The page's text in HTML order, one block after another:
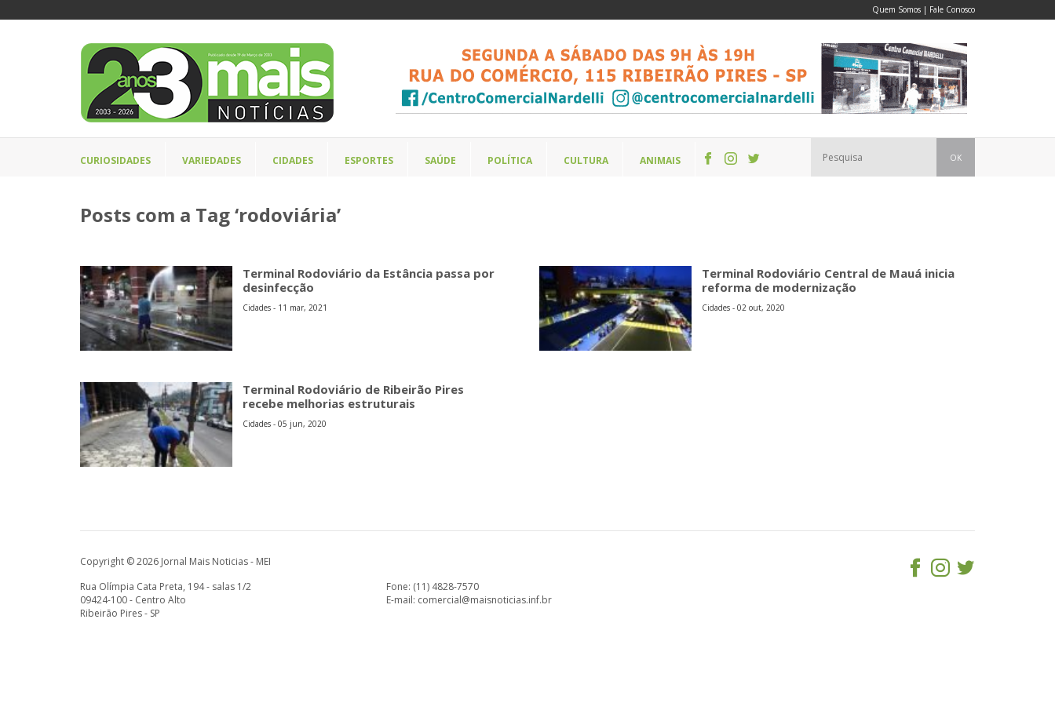
Quem Somos | Fale Conosco
CURIOSIDADES VARIEDADES CIDADES ESPORTES SAÚDE POLÍTICA CULTURA ANIMAIS OK
Posts com a Tag ‘rodoviária’
Terminal Rodoviário da Estância passa por
desinfecção
Cidades - 11 mar, 2021
Terminal Rodoviário Central de Mauá inicia
reforma de modernização
Cidades - 02 out, 2020
Terminal Rodoviário de Ribeirão Pires
recebe melhorias estruturais
Cidades - 05 jun, 2020
Copyright © 2026 Jornal Mais Noticias - MEI
Rua Olímpia Cata Preta, 194 - salas 1/2
09424-100 - Centro Alto
Ribeirão Pires - SP
Fone: (11) 4828-7570
E-mail: comercial@maisnoticias.inf.br